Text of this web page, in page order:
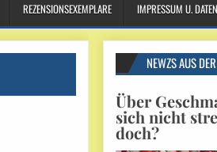
REZENSIONSEXEMPLARE IMPRESSUM U.
NEWZS AUS
Über
sich nicht
doch?